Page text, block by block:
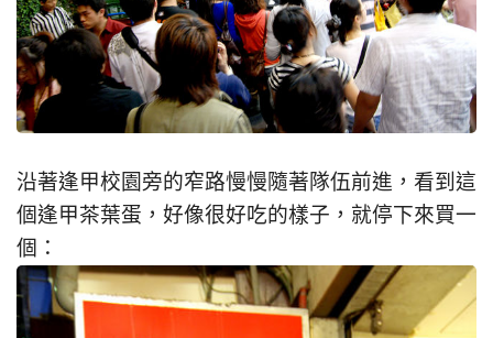
沿著逢甲校園旁的窄路慢慢隨著隊伍前進，看到這
個逢甲茶葉蛋，好像很好吃的樣子，就停下來買一
個：